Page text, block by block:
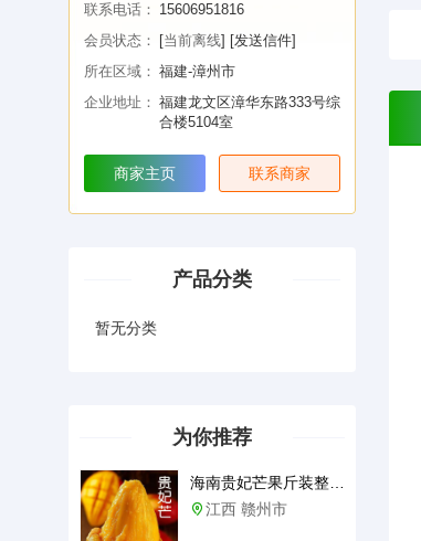
联系电话： 15606951816
会员状态：
[当前离线] [发送信件]
所在区域： 福建-漳州市
企业地址： 福建龙文区漳华东路333号综
合楼5104室
商家主页 联系商家
产品分类
暂无分类
为你推荐
 江西 赣州市